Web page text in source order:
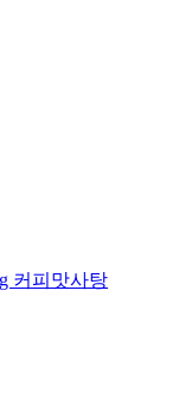
커피맛사탕